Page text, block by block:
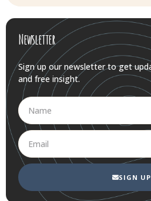
Newsletter
Sign up our newsletter to get
and free insight.
SIGN UP